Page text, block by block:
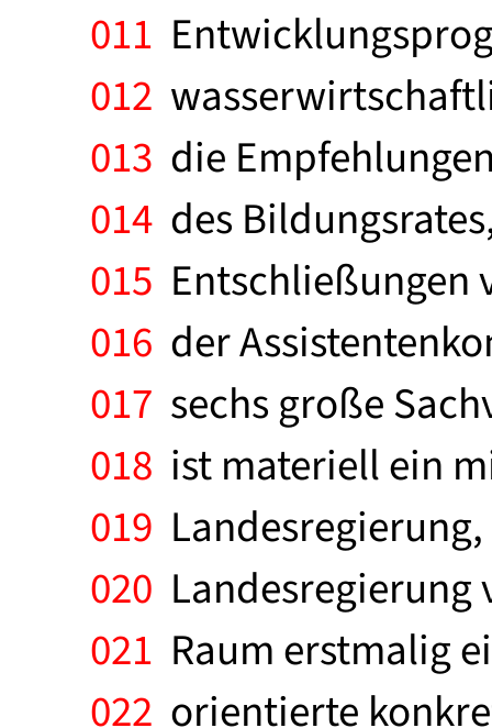
011
012
013 die
014 des
015 Entschließungen
016 der
017 sechs große
018 ist materiell ein
019
020 Landesregierung
021 Raum erstmalig
022 orientierte